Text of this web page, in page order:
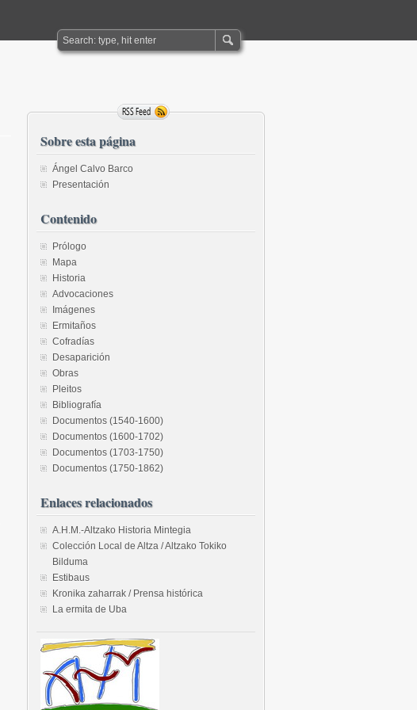
Sobre esta página
Ángel Calvo Barco
Presentación
Contenido
Prólogo
Mapa
Historia
Advocaciones
Imágenes
Ermitaños
Cofradías
Desaparición
Obras
Pleitos
Bibliografía
Documentos (1540-1600)
Documentos (1600-1702)
Documentos (1703-1750)
Documentos (1750-1862)
Enlaces relacionados
A.H.M.-Altzako Historia Mintegia
Colección Local de Altza / Altzako Tokiko
Bilduma
Estibaus
Kronika zaharrak / Prensa histórica
La ermita de Uba